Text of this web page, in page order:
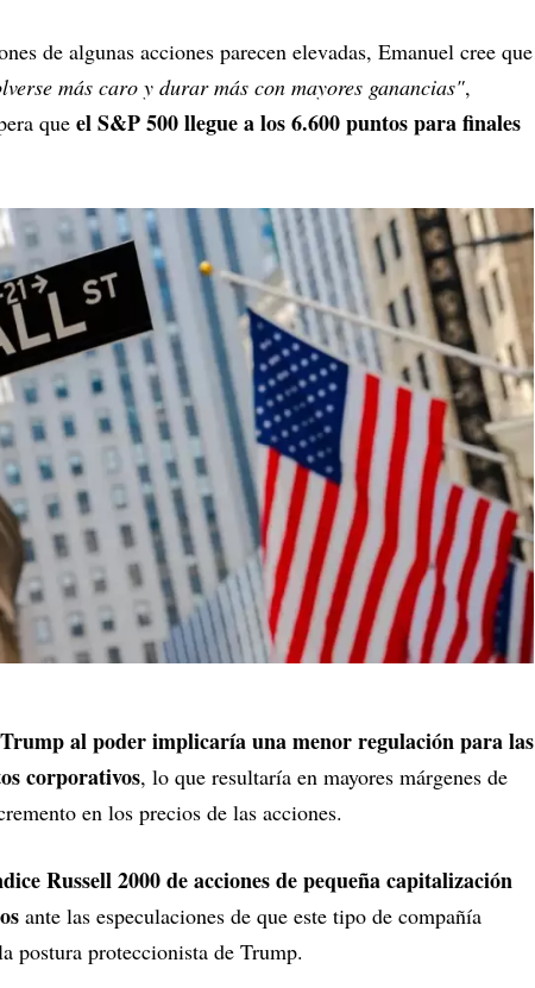
de algunas acciones parecen elevadas, Emanuel cree que
más caro y durar más con mayores ganancias",
que el S&P 500 llegue a los 6.600 puntos para finales
al poder implicaría una menor regulación para las
corporativos, lo que resultaría en mayores márgenes de
en los precios de las acciones.
Russell 2000 de acciones de pequeña capitalización
ante las especulaciones de que este tipo de compañía
postura proteccionista de Trump.